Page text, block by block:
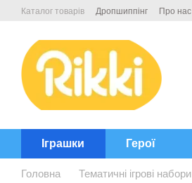
Перейти до основного контенту
Каталог товарів Дропшиппінг Про нас
Іграшки Герої
Головна Тематичні ігрові набори